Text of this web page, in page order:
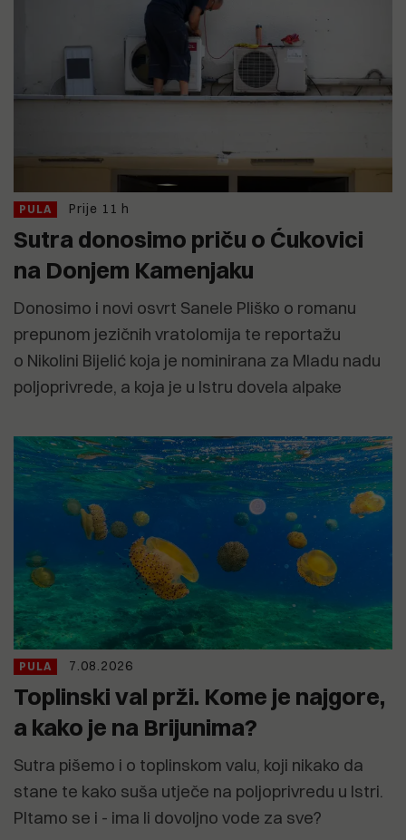
PULA Prije 11 h
Sutra donosimo priču o Ćukovici
na Donjem Kamenjaku
Donosimo i novi osvrt Sanele Pliško o romanu
prepunom jezičnih vratolomija te reportažu
o Nikolini Bijelić koja je nominirana za Mladu nadu
poljoprivrede, a koja je u Istru dovela alpake
PULA 7.08.2026
Toplinski val prži. Kome je najgore,
a kako je na Brijunima?
Sutra pišemo i o toplinskom valu, koji nikako da
stane te kako suša utječe na poljoprivredu u Istri.
PItamo se i - ima li dovoljno vode za sve?